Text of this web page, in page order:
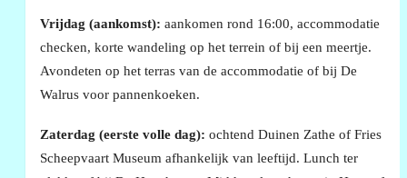
Vrijdag (aankomst): aankomen rond 16:00, accommodatie
checken, korte wandeling op het terrein of bij een meertje.
Avondeten op het terras van de accommodatie of bij De
Walrus voor pannenkoeken.
Zaterdag (eerste volle dag): ochtend Duinen Zathe of Fries
Scheepvaart Museum afhankelijk van leeftijd. Lunch ter